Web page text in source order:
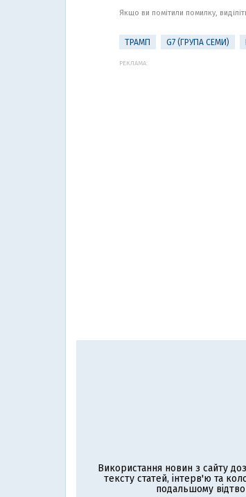
Якщо ви помітили помилку,
ТРАМП G7 (ГРУПА СЕМИ)
РЕКЛАМА:
Використання новин з сайту
тексту статей, інтерв'ю та
подальшому